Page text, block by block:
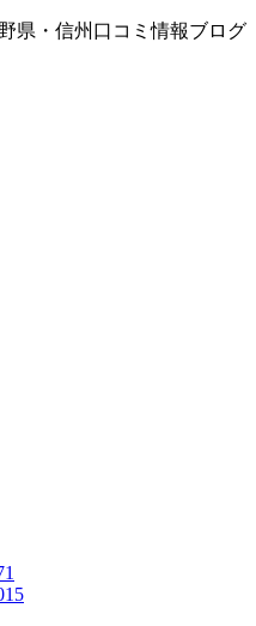
県・信州口コミ情報ブログ